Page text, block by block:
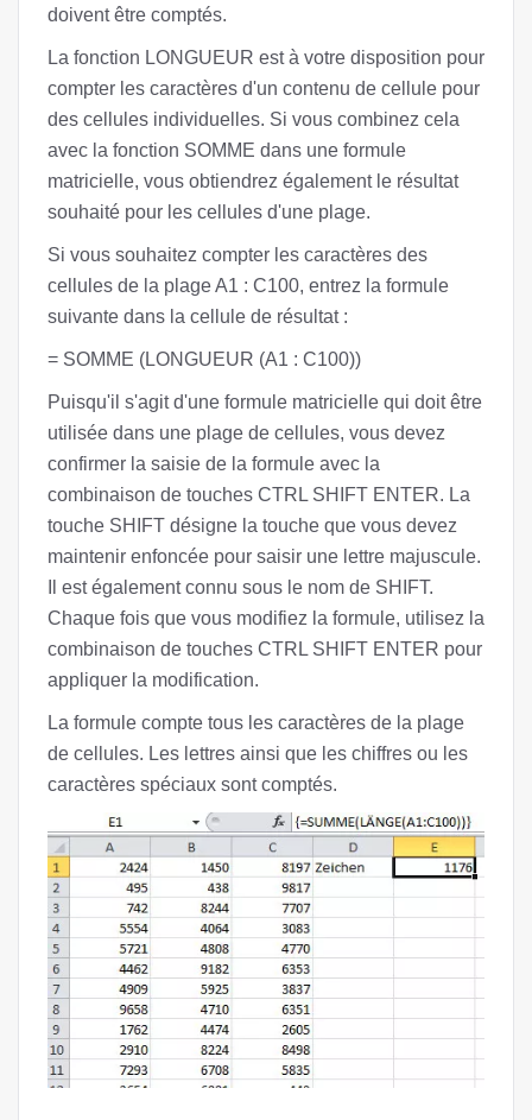
doivent être comptés.
La fonction LONGUEUR est à votre disposition pour
compter les caractères d'un contenu de cellule pour
des cellules individuelles. Si vous combinez cela
avec la fonction SOMME dans une formule
matricielle, vous obtiendrez également le résultat
souhaité pour les cellules d'une plage.
Si vous souhaitez compter les caractères des
cellules de la plage A1 : C100, entrez la formule
suivante dans la cellule de résultat :
= SOMME (LONGUEUR (A1 : C100))
Puisqu'il s'agit d'une formule matricielle qui doit être
utilisée dans une plage de cellules, vous devez
confirmer la saisie de la formule avec la
combinaison de touches CTRL SHIFT ENTER. La
touche SHIFT désigne la touche que vous devez
maintenir enfoncée pour saisir une lettre majuscule.
Il est également connu sous le nom de SHIFT.
Chaque fois que vous modifiez la formule, utilisez la
combinaison de touches CTRL SHIFT ENTER pour
appliquer la modification.
La formule compte tous les caractères de la plage
de cellules. Les lettres ainsi que les chiffres ou les
caractères spéciaux sont comptés.